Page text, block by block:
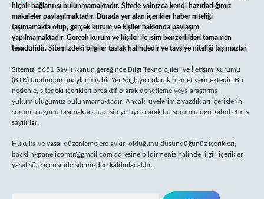
hiçbir bağlantısı bulunmamaktadır. Sitede yalnızca kendi hazırladığımız
makaleler paylaşılmaktadır. Burada yer alan içerikler haber niteliği
taşımamakta olup, gerçek kurum ve kişiler hakkında paylaşım
yapılmamaktadır. Gerçek kurum ve kişiler ile isim benzerlikleri tamamen
tesadüfidir. Sitemizdeki bilgiler taslak halindedir ve tavsiye niteliği taşımazlar.
Sitemiz, 5651 Sayılı Kanun gereğince Bilgi Teknolojileri ve İletişim Kurumu
(BTK) tarafından onaylanmış bir Yer Sağlayıcı olarak hizmet vermektedir. Bu
nedenle, sitedeki içerikleri proaktif olarak denetleme veya araştırma
yükümlülüğümüz bulunmamaktadır. Ancak, üyelerimiz yazdıkları içeriklerin
sorumluluğunu taşımakta olup, siteye üye olarak bu sorumluluğu kabul etmiş
sayılırlar.
Hukuka ve yasal düzenlemelere aykırı olduğunu düşündüğünüz içerikleri,
backlinkpanelicomtr@gmail.com adresine bildirmeniz halinde, ilgili içerikler
yasal süre içerisinde sitemizden kaldırılacaktır.